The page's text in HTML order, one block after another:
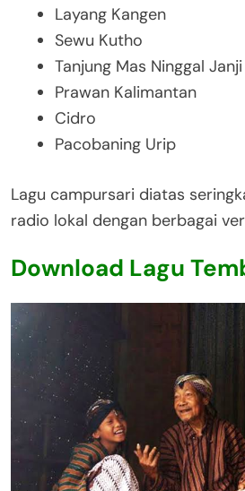
Layang Kangen
Sewu Kutho
Tanjung Mas Ninggal Janji
Prawan Kalimantan
Cidro
Pacobaning Urip
Lagu campursari diatas
radio lokal dengan berbagai
Download Lagu